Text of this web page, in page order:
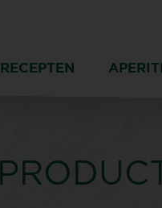
RECEPTEN